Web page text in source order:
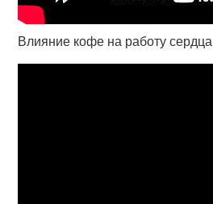
Влияние кофе на работу сердца